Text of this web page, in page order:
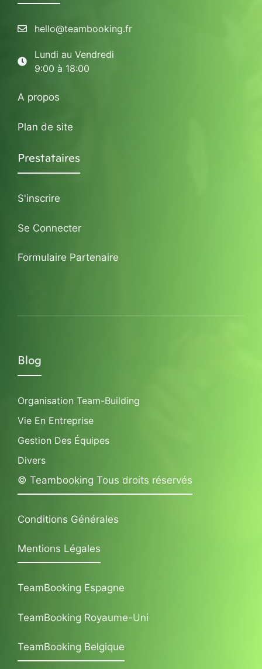
hello@teambooking.fr
Lundi au Vendredi
9:00 à 18:00
A propos
Plan de site
Prestataires
S'inscrire
Se Connecter
Formulaire Partenaire
Blog
Organisation Team-Building
Vie En Entreprise
Gestion Des Équipes
Divers
© Teambooking Tous droits réservés
Conditions Générales
Mentions Légales
TeamBooking Espagne
TeamBooking Royaume-Uni
TeamBooking Belgique